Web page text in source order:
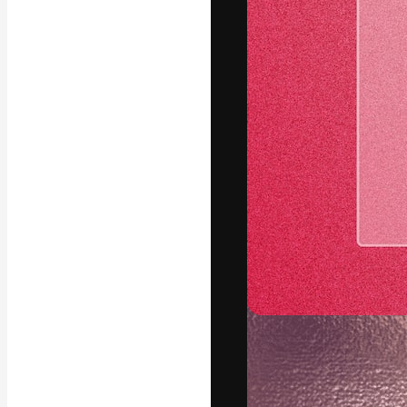
La plataforma
trabajo. Más
entre
estudios.
Español
Copyright ©